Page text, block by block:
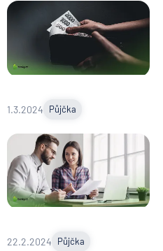
1.3.2024 Půjčka
22.2.2024 Půjčka